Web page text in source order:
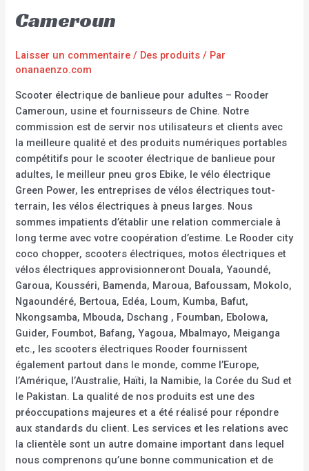
Cameroun
Laisser un commentaire / Des produits / Par
onanaenzo.com
Scooter électrique de banlieue pour adultes – Rooder
Cameroun, usine et fournisseurs de Chine. Notre
commission est de servir nos utilisateurs et clients avec
la meilleure qualité et des produits numériques portables
compétitifs pour le scooter électrique de banlieue pour
adultes, le meilleur pneu gros Ebike, le vélo électrique
Green Power, les entreprises de vélos électriques tout-
terrain, les vélos électriques à pneus larges. Nous
sommes impatients d’établir une relation commerciale à
long terme avec votre coopération d’estime. Le Rooder city
coco chopper, scooters électriques, motos électriques et
vélos électriques approvisionneront Douala, Yaoundé,
Garoua, Kousséri, Bamenda, Maroua, Bafoussam, Mokolo,
Ngaoundéré, Bertoua, Edéa, Loum, Kumba, Bafut,
Nkongsamba, Mbouda, Dschang , Foumban, Ebolowa,
Guider, Foumbot, Bafang, Yagoua, Mbalmayo, Meiganga
etc., les scooters électriques Rooder fournissent
également partout dans le monde, comme l’Europe,
l’Amérique, l’Australie, Haïti, la Namibie, la Corée du Sud et
le Pakistan. La qualité de nos produits est une des
préoccupations majeures et a été réalisé pour répondre
aux standards du client. Les services et les relations avec
la clientèle sont un autre domaine important dans lequel
nous comprenons qu’une bonne communication et de